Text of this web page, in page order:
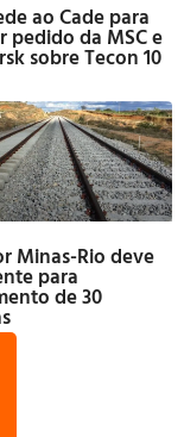
ao Cade para
pedido da MSC e
sobre Tecon 10
Minas-Rio deve
para
de 30